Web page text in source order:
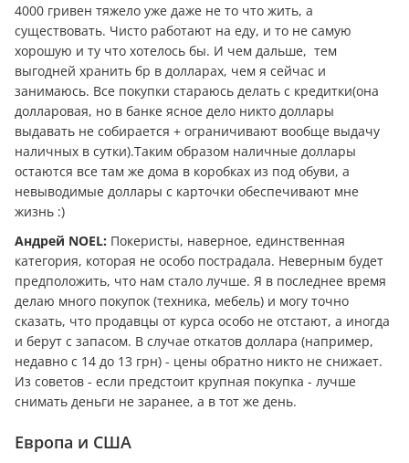
4000 гривен тяжело уже даже не то что жить, а
существовать. Чисто работают на еду, и то не самую
хорошую и ту что хотелось бы. И чем дальше, тем
выгодней хранить бр в долларах, чем я сейчас и
занимаюсь. Все покупки стараюсь делать с кредитки(она
долларовая, но в банке ясное дело никто доллары
выдавать не собирается + ограничивают вообще выдачу
наличных в сутки).Таким образом наличные доллары
остаются все там же дома в коробках из под обуви, а
невыводимые доллары с карточки обеспечивают мне
жизнь :)
Андрей NOEL: Покеристы, наверное, единственная
категория, которая не особо пострадала. Неверным будет
предположить, что нам стало лучше. Я в последнее время
делаю много покупок (техника, мебель) и могу точно
сказать, что продавцы от курса особо не отстают, а иногда
и берут с запасом. В случае откатов доллара (например,
недавно с 14 до 13 грн) - цены обратно никто не снижает.
Из советов - если предстоит крупная покупка - лучше
снимать дeньги не заранее, а в тот же день.
Европа и США